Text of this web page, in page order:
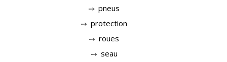
pneus
protection
roues
seau